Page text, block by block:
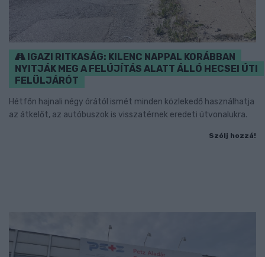
IGAZI RITKASÁG: KILENC NAPPAL KORÁBBAN
NYITJÁK MEG A FELÚJÍTÁS ALATT ÁLLÓ HECSEI ÚTI
FELÜLJÁRÓT
Hétfőn hajnali négy órától ismét minden közlekedő használhatja
az átkelőt, az autóbuszok is visszatérnek eredeti útvonalukra.
Szólj hozzá!